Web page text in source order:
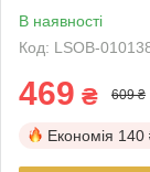
В наявності
Код: LSOB-
469 ₴ 609 ₴
Економія 140